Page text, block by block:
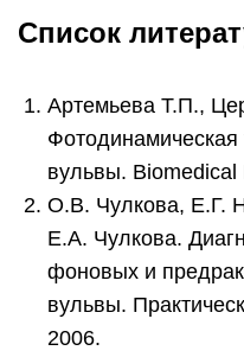
Список
Артемьева Т.П.,
Фотодинамическая
вульвы. Biomedical
О.В. Чулкова, Е.Г.
Е.А. Чулкова.
фоновых и
вульвы.
2006.